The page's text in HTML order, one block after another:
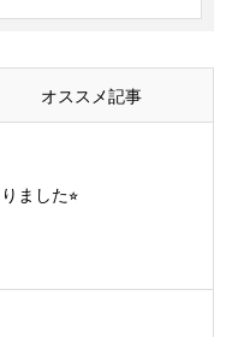
オススメ記事
ました⭐︎